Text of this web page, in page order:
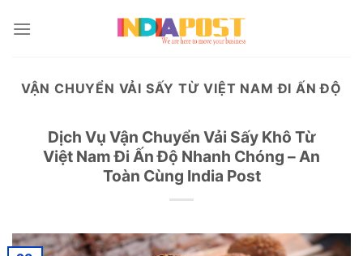
VẬN CHUYỂN VẢI SẤY TỪ VIỆT NAM ĐI ẤN ĐỘ
Dịch Vụ Vận Chuyển Vải Sấy Khô Từ
Việt Nam Đi Ấn Độ Nhanh Chóng – An
Toàn Cùng India Post